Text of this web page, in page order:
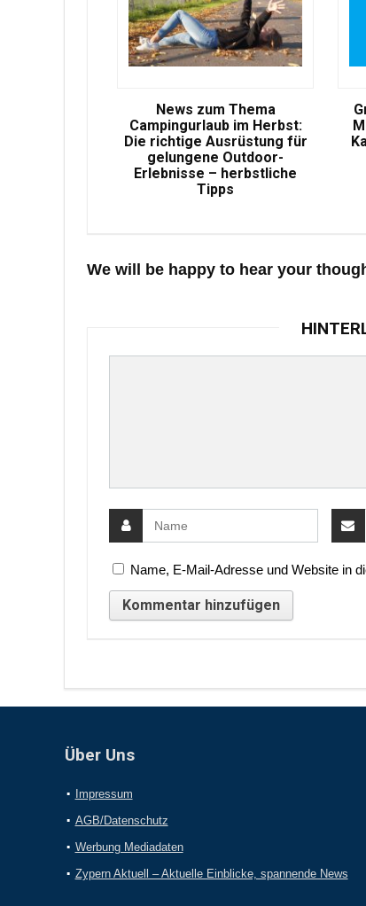
News zum Thema
Campingurlaub im Herbst:
Die richtige Ausrüstung für
gelungene Outdoor-
Erlebnisse – herbstliche
Tipps
We will be happy to hear your
Name, E-Mail-Adresse und Website in
Über Uns
Impressum
AGB/Datenschutz
Werbung Mediadaten
Zypern Aktuell – Aktuelle Einblicke, spannende News